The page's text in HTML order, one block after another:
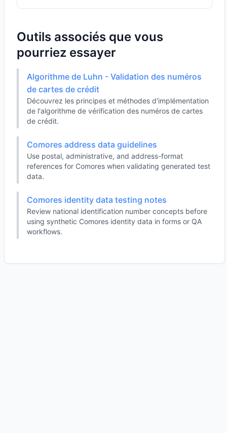
Outils associés que vous
pourriez essayer
Algorithme de Luhn - Validation des numéros
de cartes de crédit
Découvrez les principes et méthodes d'implémentation
de l'algorithme de vérification des numéros de cartes
de crédit.
Comores address data guidelines
Use postal, administrative, and address-format
references for Comores when validating generated test
data.
Comores identity data testing notes
Review national identification number concepts before
using synthetic Comores identity data in forms or QA
workflows.